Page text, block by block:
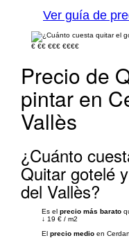
Ver guía de
€ €€ €€€ €€€€
Precio de
pintar en
Vallès
¿Cuánto
Quitar gotelé
del Vallès?
Es el precio más barato
↓ 19 € / m2
El precio medio en